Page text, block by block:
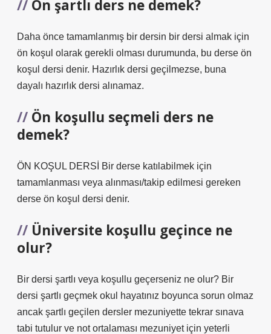
Ön şartlı ders ne demek?
Daha önce tamamlanmış bir dersin bir dersi almak için
ön koşul olarak gerekli olması durumunda, bu derse ön
koşul dersi denir. Hazırlık dersi geçilmezse, buna
dayalı hazırlık dersi alınamaz.
Ön koşullu seçmeli ders ne
demek?
ÖN KOŞUL DERSİ Bir derse katılabilmek için
tamamlanması veya alınması/takip edilmesi gereken
derse ön koşul dersi denir.
Üniversite koşullu geçince ne
olur?
Bir dersi şartlı veya koşullu geçerseniz ne olur? Bir
dersi şartlı geçmek okul hayatınız boyunca sorun olmaz
ancak şartlı geçilen dersler mezuniyette tekrar sınava
tabi tutulur ve not ortalaması mezuniyet için yeterli